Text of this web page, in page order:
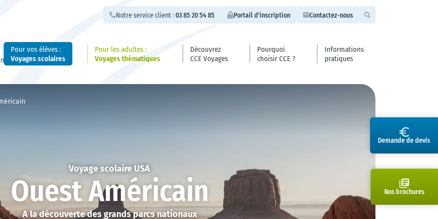
Notre service client :03 85 20 54 85 Portail d'inscription Contactez-nous
Pour vos élèves :
Voyages scolaires
Grande-Bretagne
Pour les adultes :
Voyages thématiques
Découvrez
CCE Voyages
Nos brochures
Pourquoi
choisir CCE ?
Services
Informations
pratiques
FAQ
Demande de devis
Nos brochures
Voyage scolaire USA
Ouest Américain
A la découverte des grands parcs nationaux